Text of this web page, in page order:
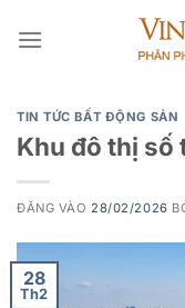
qua
TIN TỨC BẤT ĐỘNG SẢN
Khu đô thị số
ĐĂNG VÀO 28/02/2026
28
Th2